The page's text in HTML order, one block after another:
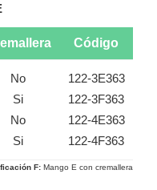
Código
No
Si
No
Si
122-3E363
122-3F363
122-4E363
122-4F363
F: Mango E con cremallera